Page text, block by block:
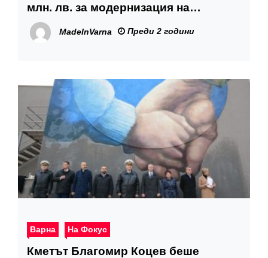
млн. лв. за модернизация на
уличното осветление на кв. „Чайка“
MadeInVarna Преди 2 години
Варна На Фокус
Кметът Благомир Коцев беше